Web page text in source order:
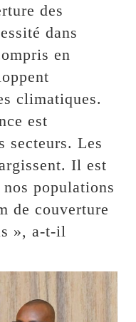
des
dans
en
climatiques.
est
secteurs. Les
Il est
populations
de couverture
», a-t-il